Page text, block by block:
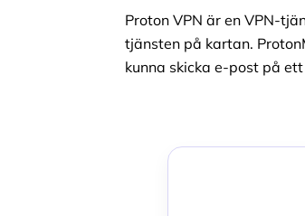
Proton VPN är en VPN-
tjänsten på kartan.
kunna skicka e-post på